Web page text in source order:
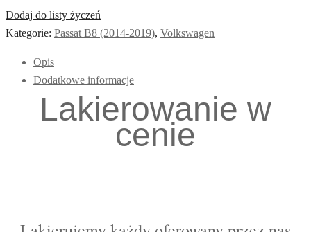
Dodaj do listy życzeń
Kategorie: Passat B8 (2014-2019), Volkswagen
Opis
Dodatkowe informacje
Lakierowanie w
cenie